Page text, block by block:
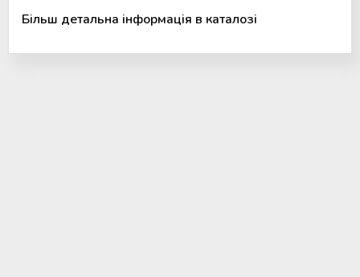
Більш детальна інформація в каталозі